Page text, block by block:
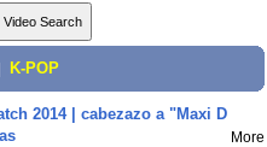
K-POP
2014 | cabezazo a "Maxi D
More